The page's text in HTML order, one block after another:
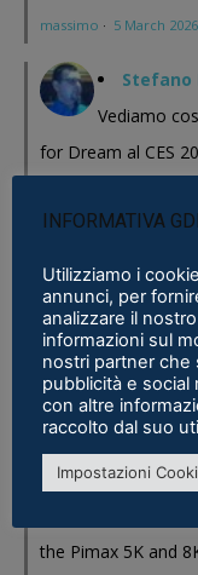
massimo · 5 March 2026
Stefano
Vediamo
for Dream al CES
sostanza i prodotti
Quest - VR ITALIA ·25
Fabio
Se fosse
Samsung Galaxy XR è
Eric
the Pimax 5K and
INFORMATIVA
Utilizziamo i
annunci, per
analizzare il
informazioni sul
nostri partner che
pubblicità e social
con altre
raccolto dal suo
Impostazioni